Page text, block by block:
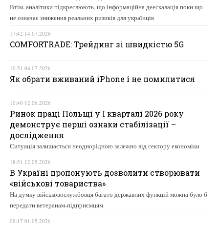
Втім, аналітики підкреслюють, що інформаційна деескалація поки що
не означає зниження реальних ризиків для українців
17:42 14.07.2026
COMFORTRADE: Трейдинг зі швидкістю 5G
10:51 08.07.2026
Як обрати вживаний iPhone і не помилитися
10:40 12.06.2026
Ринок праці Польщі у І кварталі 2026 року
демонструє перші ознаки стабілізації –
дослідження
Ситуація залишається неоднорідною залежно від сектору економіки
18:51 12.05.2026
В Україні пропонують дозволити створювати
«військові товариства»
На думку військовослужбовця багато державних функцій можна було б
передати ветеранам-підприємцям
09:17 01.05.2026